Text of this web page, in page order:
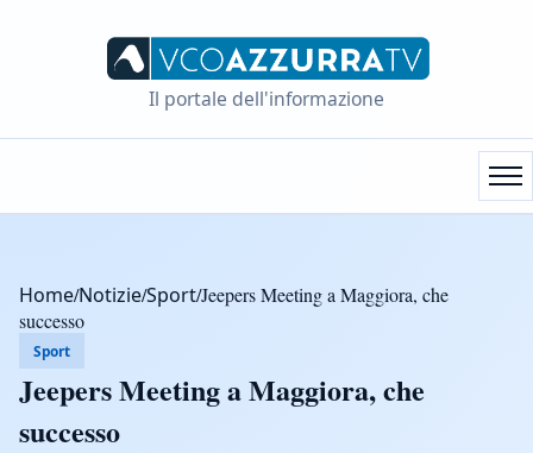
Il portale dell'informazione
Home/Notizie/Sport/Jeepers Meeting a Maggiora, che
successo
Sport
Jeepers Meeting a Maggiora, che
successo